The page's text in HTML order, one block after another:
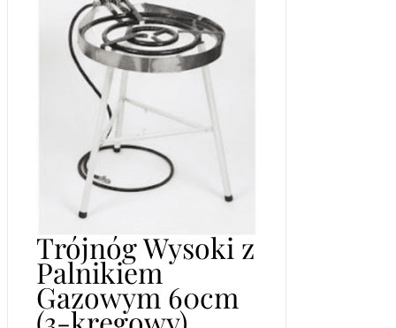
Trójnóg Wysoki z
Palnikiem
Gazowym 60cm